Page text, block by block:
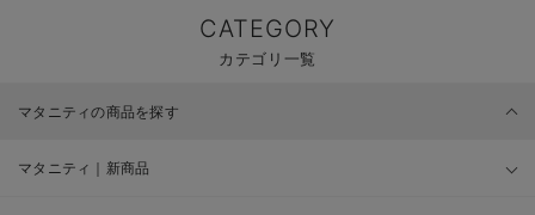
CATEGORY
カテゴリ一覧
マタニティの商品を探す
マタニティ｜新商品